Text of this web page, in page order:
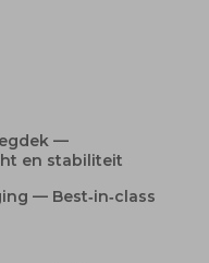
—
en stabiliteit
— Best‑in‑class